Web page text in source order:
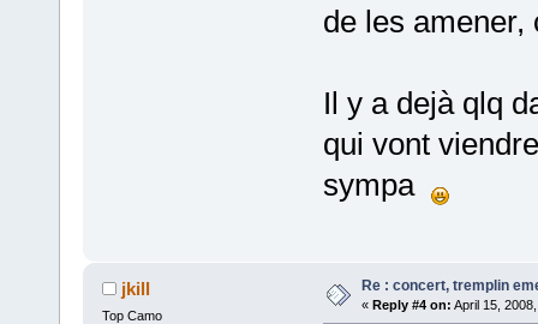
de les
Il y a dejà qlq
qui vont
sympa
jkill
Top Camo
Re : concert, tremplin
« Reply #4 on: April 15,